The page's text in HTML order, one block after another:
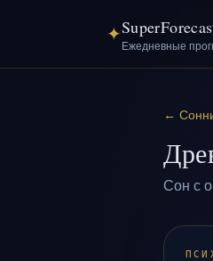
✦
Ежедневные
←
Сон с